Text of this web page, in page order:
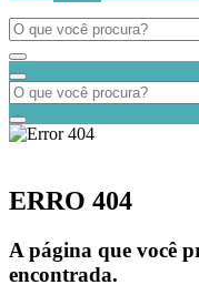
ERRO 404
A página que você
encontrada.